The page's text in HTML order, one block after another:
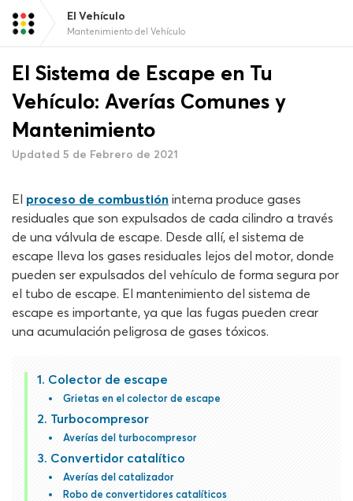
El Vehículo
Mantenimiento del Vehículo
El Sistema de Escape en Tu
Vehículo: Averías Comunes y
Mantenimiento
Updated 5 de Febrero de 2021
El proceso de combustión interna produce gases
residuales que son expulsados de cada cilindro a través
de una válvula de escape. Desde allí, el sistema de
escape lleva los gases residuales lejos del motor, donde
pueden ser expulsados del vehículo de forma segura por
el tubo de escape. El mantenimiento del sistema de
escape es importante, ya que las fugas pueden crear
una acumulación peligrosa de gases tóxicos.
Colector de escape
Grietas en el colector de escape
Turbocompresor
Averías del turbocompresor
Convertidor catalítico
Averías del catalizador
Robo de convertidores catalíticos